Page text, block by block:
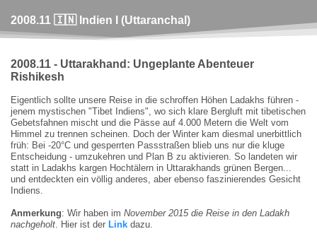
2008.11 🇮🇳 Indien I (Uttaranchal)
2008.11 - Uttarakhand: Ungeplante Abenteuer
Rishikesh
Eigentlich sollte unsere Reise in die schroffen Höhen Ladakhs führen -
jenem mystischen "Tibet Indiens", wo sich klare Bergluft mit tibetischen
Gebetsfahnen mischt und die Pässe auf 4.000 Metern die Welt vom
Himmel zu trennen scheinen. Doch der Winter kam diesmal unerbittlich
früh: Bei -20°C und gesperrten Passstraßen blieb uns nur die kluge
Entscheidung - umzukehren und Plan B zu aktivieren. So landeten wir
statt in Ladakhs kargen Hochtälern in Uttarakhands grünen Bergen...
und entdeckten ein völlig anderes, aber ebenso faszinierendes Gesicht
Indiens.
Anmerkung: Wir haben im November 2015 die Reise in den Ladakh
nachgeholt. Hier ist der Link dazu.